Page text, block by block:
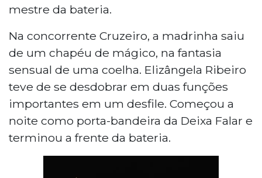
mestre da bateria.
Na concorrente Cruzeiro, a madrinha saiu
de um chapéu de mágico, na fantasia
sensual de uma coelha. Elizângela Ribeiro
teve de se desdobrar em duas funções
importantes em um desfile. Começou a
noite como porta-bandeira da Deixa Falar e
terminou a frente da bateria.